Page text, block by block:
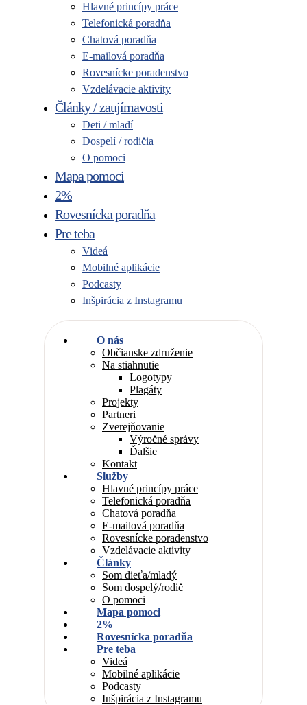
Hlavné princípy práce
Telefonická poradňa
Chatová poradňa
E-mailová poradňa
Rovesnícke poradenstvo
Vzdelávacie aktivity
Články / zaujímavosti
Deti / mladí
Dospelí / rodičia
O pomoci
Mapa pomoci
2%
Rovesnícka poradňa
Pre teba
Videá
Mobilné aplikácie
Podcasty
Inšpirácia z Instagramu
O nás
Občianske združenie
Na stiahnutie
Logotypy
Plagáty
Projekty
Partneri
Zverejňovanie
Výročné správy
Ďalšie
Kontakt
Služby
Hlavné princípy práce
Telefonická poradňa
Chatová poradňa
E-mailová poradňa
Rovesnícke poradenstvo
Vzdelávacie aktivity
Články
Som dieťa/mladý
Som dospelý/rodič
O pomoci
Mapa pomoci
2%
Rovesnícka poradňa
Pre teba
Videá
Mobilné aplikácie
Podcasty
Inšpirácia z Instagramu